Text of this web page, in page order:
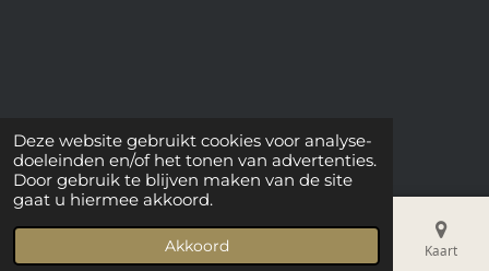
Deze website gebruikt cookies voor analyse-
doeleinden en/of het tonen van advertenties.
Door gebruik te blijven maken van de site
gaat u hiermee akkoord.
AkkoordTelefoonnummer Kaart